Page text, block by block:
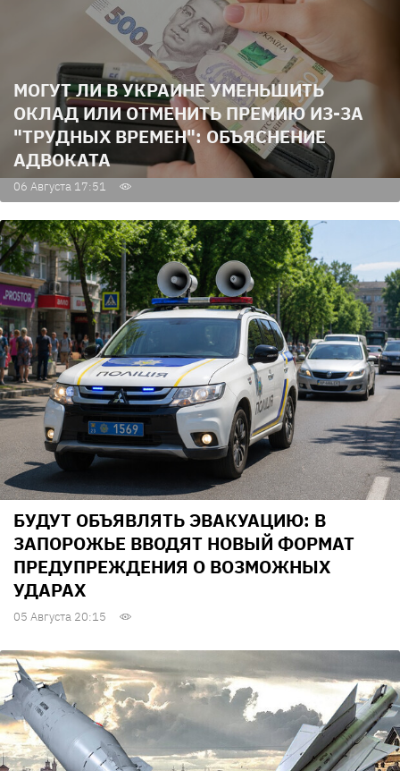
МОГУТ ЛИ В УКРАИНЕ УМЕНЬШИТЬ
ОКЛАД ИЛИ ОТМЕНИТЬ ПРЕМИЮ ИЗ-ЗА
"ТРУДНЫХ ВРЕМЕН": ОБЪЯСНЕНИЕ
АДВОКАТА
06 Августа 17:51
БУДУТ ОБЪЯВЛЯТЬ ЭВАКУАЦИЮ: В
ЗАПОРОЖЬЕ ВВОДЯТ НОВЫЙ ФОРМАТ
ПРЕДУПРЕЖДЕНИЯ О ВОЗМОЖНЫХ
УДАРАХ
05 Августа 20:15